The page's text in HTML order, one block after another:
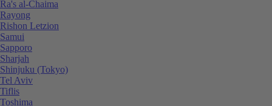
Ra's al-Chaima
Rayong
Rishon Letzion
Samui
Sapporo
Sharjah
Shinjuku (Tokyo)
Tel Aviv
Tiflis
Toshima